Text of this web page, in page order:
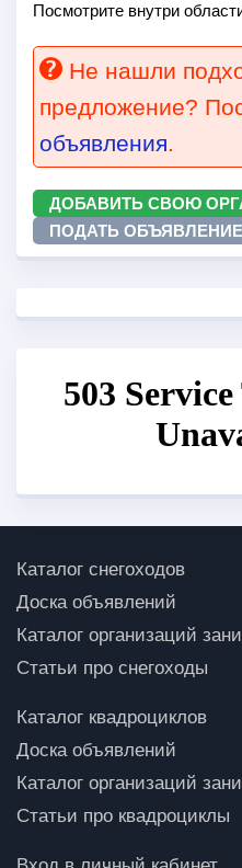
Посмотрите внутри
Не нашли
предложение?
объявления.
ДОБАВИТЬ СВОЮ
ПОДАТЬ ОБЪЯВЛЕНИЕ
Каталог снегоходов
Доска объявлений
Каталог организаций
Статьи про снегоходы
Каталог квадроциклов
Доска объявлений
Каталог организаций
Статьи про квадроциклы